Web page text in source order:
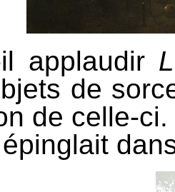
applaudir
de
de celle-
épinglait